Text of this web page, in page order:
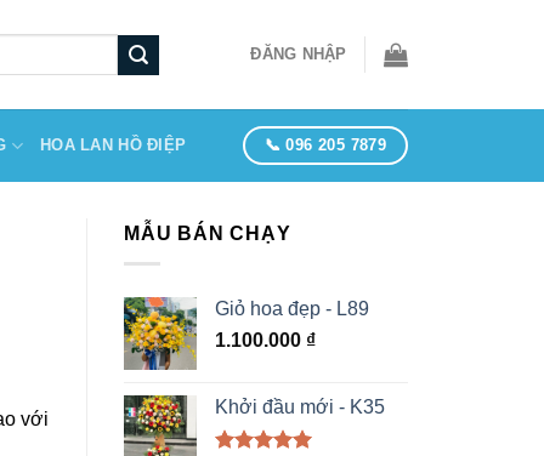
ĐĂNG NHẬP
HOA LAN HỒ ĐIỆP 📞 096 205 7879
với
MẪU BÁN CHẠY
Giỏ hoa đẹp - L89
1.100.000 ₫
Khởi đầu mới - K35